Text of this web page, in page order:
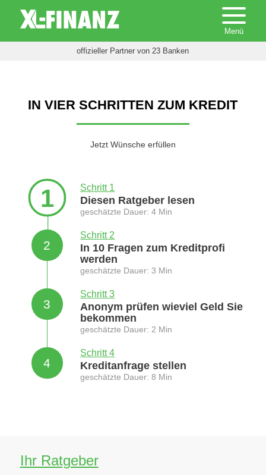
offizieller Partner von 23 Banken
IN VIER SCHRITTEN ZUM KREDIT
Jetzt Wünsche erfüllen
1 Schritt 1
Diesen Ratgeber lesen
geschätzte Dauer: 4 Min
2
Schritt 2
In 10 Fragen zum Kreditprofi
werden
geschätzte Dauer: 3 Min
3
Schritt 3
Anonym prüfen wieviel Geld Sie
bekommen
geschätzte Dauer: 2 Min
4
Schritt 4
Kreditanfrage stellen
geschätzte Dauer: 8 Min
Ihr Ratgeber